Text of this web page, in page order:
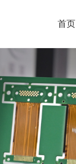
首页